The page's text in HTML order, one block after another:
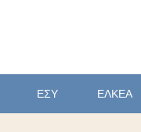
ΕΣΥ ΕΛΚΕΑ